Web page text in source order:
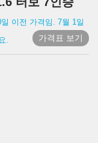
이전 가격임. 7월 1일
.
가격표 보기